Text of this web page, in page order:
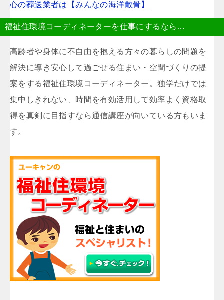
心の葬送業者は【みんなの海洋散骨】
福祉住環境コーディネーターを仕事にするなら…
高齢者や身体に不自由を抱える方々の暮らしの問題を
解決に導き安心して過ごせる住まい・空間づくりの提
案をする福祉住環境コーディネーター。独学だけでは
集中しきれない、時間を有効活用して効率よく資格取
得を真剣に目指すなら通信講座が向いている方もいま
す。